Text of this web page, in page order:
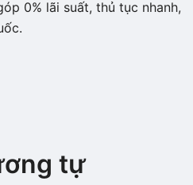
0% lãi suất, thủ tục nhanh,
tự